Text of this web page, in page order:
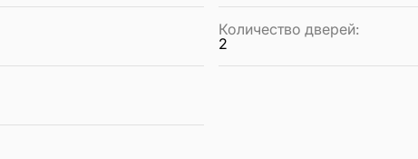
Количество дверей:
2